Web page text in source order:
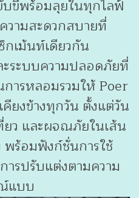
บขี่พร้อมลุยในทุกไลฟ์
วามสะดวกสบายที่
กเม้นท์เดียวกัน
ระบบความปลอดภัยที่
ารหลอมรวมให้ Poer
ยงข้างทุกวัน ตั้งแต่วัน
ยว และผจณภัยในเส้น
ร้อมฟังก์ชั่นการใช้
ารปรับแต่งตามความ
แบบ